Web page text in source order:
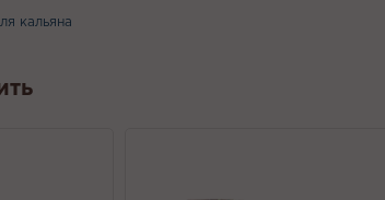
кальяна